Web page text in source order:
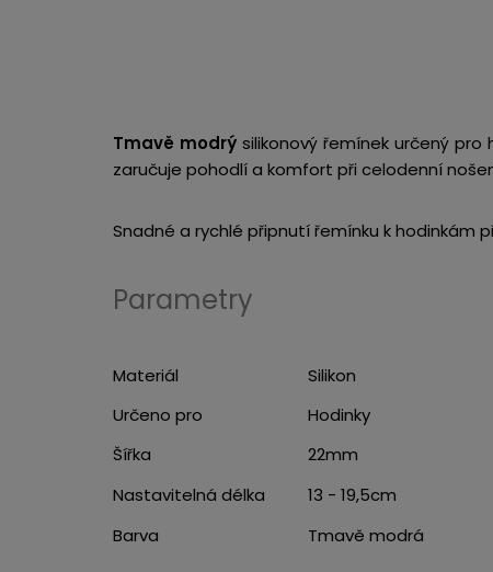
Tmavě modrý silikonový řemínek určený
zaručuje pohodlí a komfort při celodenní
Snadné a rychlé připnutí řemínku k hodinkám
Parametry
Materiál
Silikon
Určeno pro
Hodinky
Šířka
22mm
Nastavitelná délka
13 - 19,5cm
Barva
Tmavě modrá